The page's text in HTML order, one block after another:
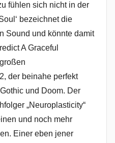
fühlen sich nicht in der
bezeichnet die
Sound und könnte damit
A Graceful
der beinahe perfekt
und Doom. Der
„Neuroplasticity“
und noch mehr
Einer eben jener